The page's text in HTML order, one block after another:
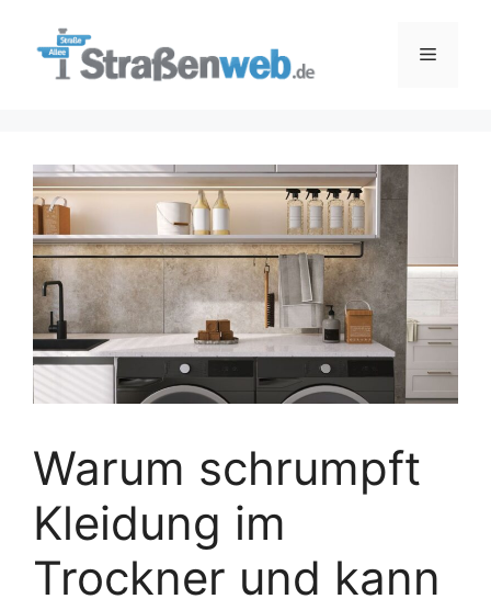
Menü
Warum schrumpft
Kleidung im
Trockner und kann